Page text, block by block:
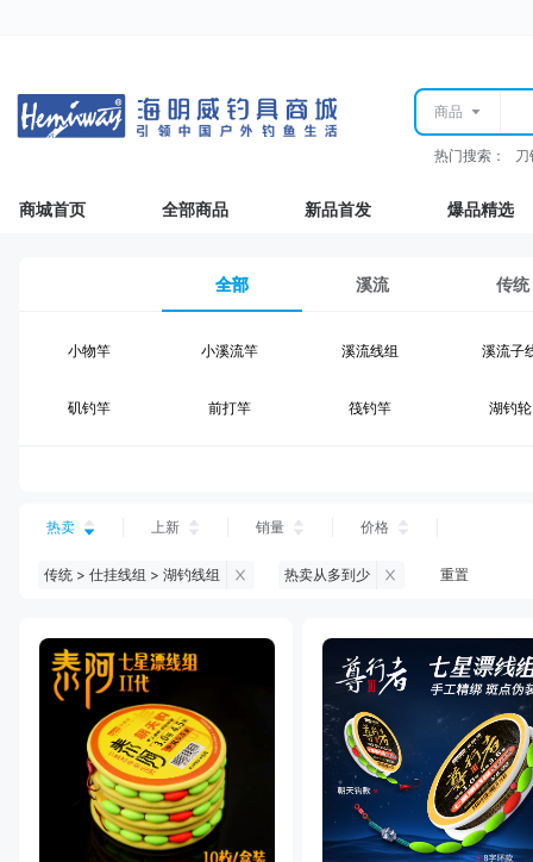
商品
热门搜索：
商城首页 全部商品 新品首发 爆品精选
全部 溪流 传统
小物竿 小溪流竿 溪流线组 溪流子
矶钓竿 前打竿 筏钓竿 湖钓轮
台钓仕挂 台钓钩
钓鱼伞 台钓服饰 台钓装备
黑坑浮漂 黑坑配件 黑坑钓灯 黑坑网
黑坑饵料 路亚竿 雷强竿
路亚装备 海钓竿 海钓轮 海钓线
热卖 上新 销量 价格
传统 > 仕挂线组 > 湖钓线组 热卖从多到少 重置